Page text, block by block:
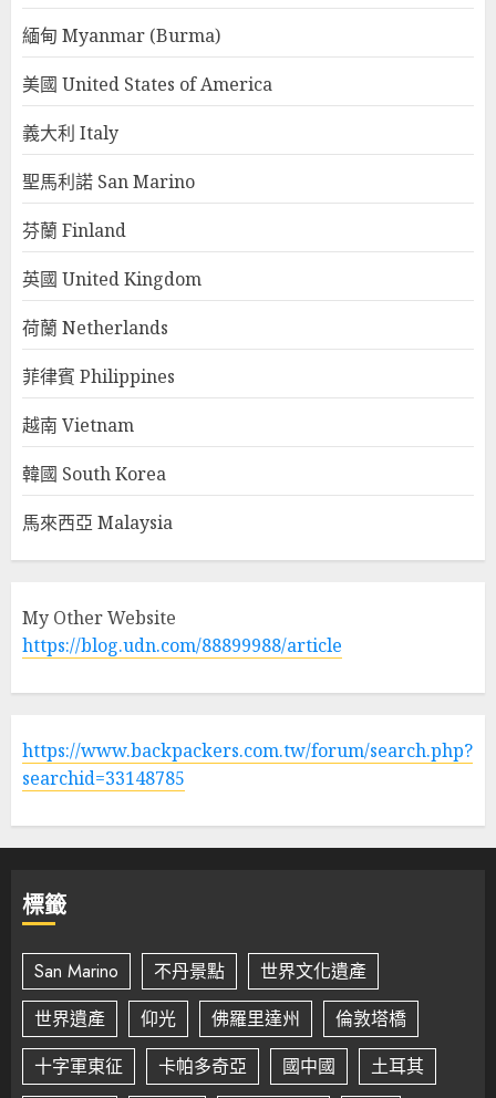
緬甸 Myanmar (Burma)
美國 United States of America
義大利 Italy
聖馬利諾 San Marino
芬蘭 Finland
英國 United Kingdom
荷蘭 Netherlands
菲律賓 Philippines
越南 Vietnam
韓國 South Korea
馬來西亞 Malaysia
My Other Website
https://blog.udn.com/88899988/article
https://www.backpackers.com.tw/forum/search.php?
searchid=33148785
標籤
San Marino 不丹景點
世界文化遺產
世界遺產
仰光 佛羅里達州
倫敦塔橋
十字軍東征
卡帕多奇亞 國中國 土耳其